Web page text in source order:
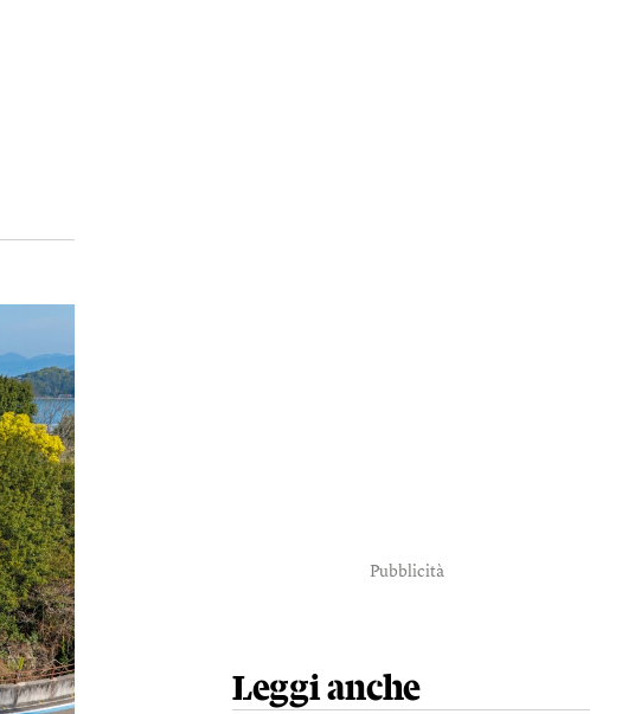
Pubblicità
Leggi anche